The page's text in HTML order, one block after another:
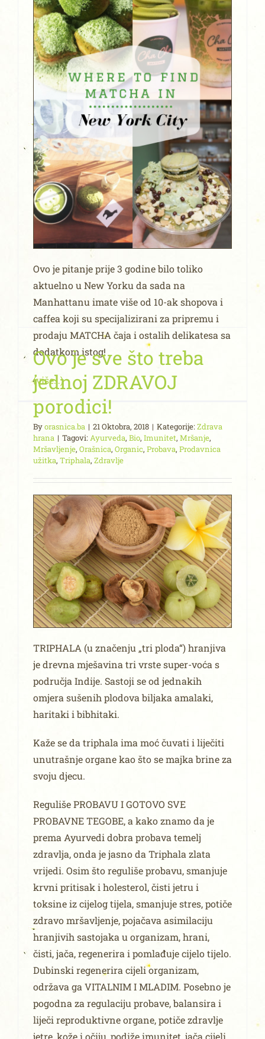
Ovo je pitanje prije 3 godine bilo toliko
aktuelno u New Yorku da sada na
Manhattanu imate više od 10-ak shopova i
caffea koji su specijalizirani za pripremu i
prodaju MATCHA čaja i ostalih delikatesa sa
dodatkom istog!
(više…)
Ovo je sve što treba
jednoj ZDRAVOJ
porodici!
Byorasnica.ba | 21 Oktobra, 2018 | Kategorije:Zdrava
hrana | Tagovi:Ayurveda, Bio, Imunitet, Mršanje,
Mršavljenje, Orašnica, Organic, Probava, Prodavnica
užitka, Triphala, Zdravlje
TRIPHALA (u značenju „tri ploda“) hranjiva
je drevna mješavina tri vrste super-voća s
područja Indije. Sastoji se od jednakih
omjera sušenih plodova biljaka amalaki,
haritaki i bibhitaki.
Kaže se da triphala ima moć čuvati i liječiti
unutrašnje organe kao što se majka brine za
svoju djecu.
Reguliše PROBAVU I GOTOVO SVE
PROBAVNE TEGOBE, a kako znamo da je
prema Ayurvedi dobra probava temelj
zdravlja, onda je jasno da Triphala zlata
vrijedi. Osim što reguliše probavu, smanjuje
krvni pritisak i holesterol, čisti jetru i
toksine iz cijelog tijela, smanjuje stres, potiče
zdravo mršavljenje, pojačava asimilaciju
hranjivih sastojaka u organizam, hrani,
čisti, jača, regenerira i pomlađuje cijelo tijelo.
Dubinski regenerira cijeli organizam,
održava ga VITALNIM I MLADIM. Posebno je
pogodna za regulaciju probave, balansira i
liječi reproduktivne organe, potiče zdravlje
jetre, kože i očiju, podiže imunitet, jača cijeli